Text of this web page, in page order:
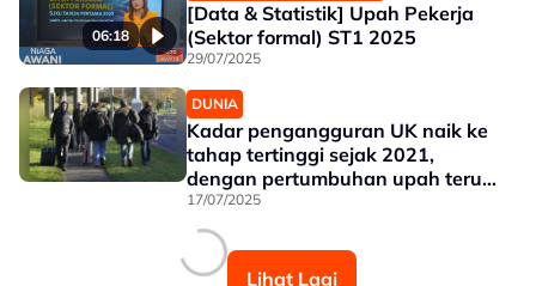
06:18
[Data & Statistik] Upah Pekerja
(Sektor formal) ST1 2025
29/07/2025
DUNIA
Kadar pengangguran UK naik ke
tahap tertinggi sejak 2021,
dengan pertumbuhan upah terus
perlahan
17/07/2025
Lihat Lagi